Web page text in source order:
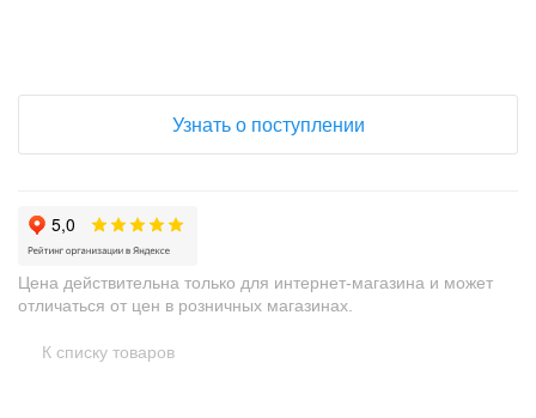
Узнать о поступлении
Цена действительна только для интернет-магазина и может
отличаться от цен в розничных магазинах.
К списку товаров